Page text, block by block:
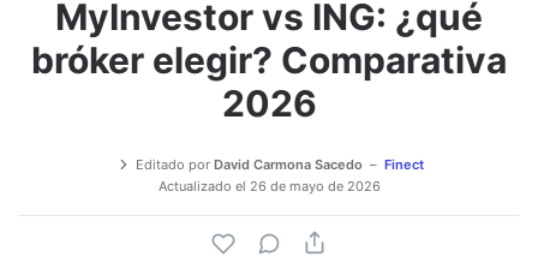
MyInvestor vs ING: ¿qué
bróker elegir? Comparativa
2026
Editado por David Carmona Sacedo
Finect
Actualizado el 26 de mayo de 2026